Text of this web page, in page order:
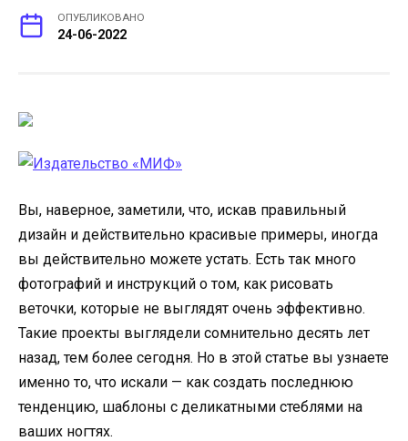
ОПУБЛИКОВАНО
24-06-2022
Вы, наверное, заметили, что, искав правильный
дизайн и действительно красивые примеры, иногда
вы действительно можете устать. Есть так много
фотографий и инструкций о том, как рисовать
веточки, которые не выглядят очень эффективно.
Такие проекты выглядели сомнительно десять лет
назад, тем более сегодня. Но в этой статье вы узнаете
именно то, что искали — как создать последнюю
тенденцию, шаблоны с деликатными стеблями на
ваших ногтях.